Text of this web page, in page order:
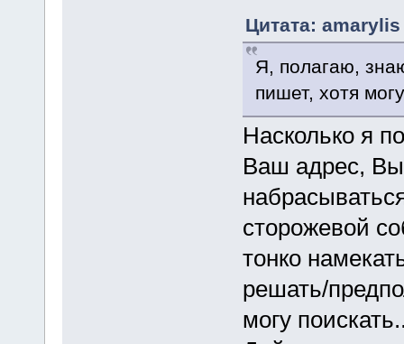
Цитата: amarylis
Я, полагаю,
пишет, хотя
Насколько я
Ваш адрес,
сторожевой
тонко
решать/
могу